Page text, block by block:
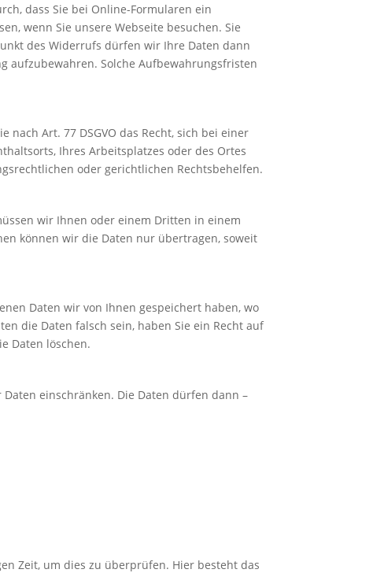
dass Sie bei Online-Formularen ein
wenn Sie unsere Webseite besuchen. Sie
des Widerrufs dürfen wir Ihre Daten dann
aufzubewahren. Solche Aufbewahrungsfristen
nach Art. 77 DSGVO das Recht, sich bei einer
Ihres Arbeitsplatzes oder des Ortes
oder gerichtlichen Rechtsbehelfen.
wir Ihnen oder einem Dritten in einem
können wir die Daten nur übertragen, soweit
Daten wir von Ihnen gespeichert haben, wo
die Daten falsch sein, haben Sie ein Recht auf
Daten löschen.
einschränken. Die Daten dürfen dann –
Zeit, um dies zu überprüfen. Hier besteht das